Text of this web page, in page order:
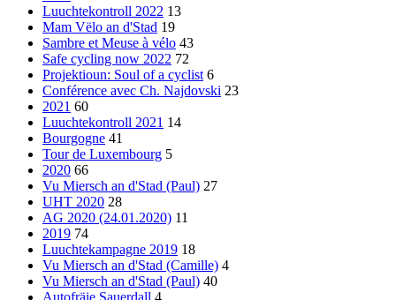
Luuchtekontroll 2022 13
Mam Vëlo an d'Stad 19
Sambre et Meuse à vélo 43
Safe cycling now 2022 72
Projektioun: Soul of a cyclist 6
Conférence avec Ch. Najdovski 23
2021 60
Luuchtekontroll 2021 14
Bourgogne 41
Tour de Luxembourg 5
2020 66
Vu Miersch an d'Stad (Paul) 27
UHT 2020 28
AG 2020 (24.01.2020) 11
2019 74
Luuchtekampagne 2019 18
Vu Miersch an d'Stad (Camille) 4
Vu Miersch an d'Stad (Paul) 40